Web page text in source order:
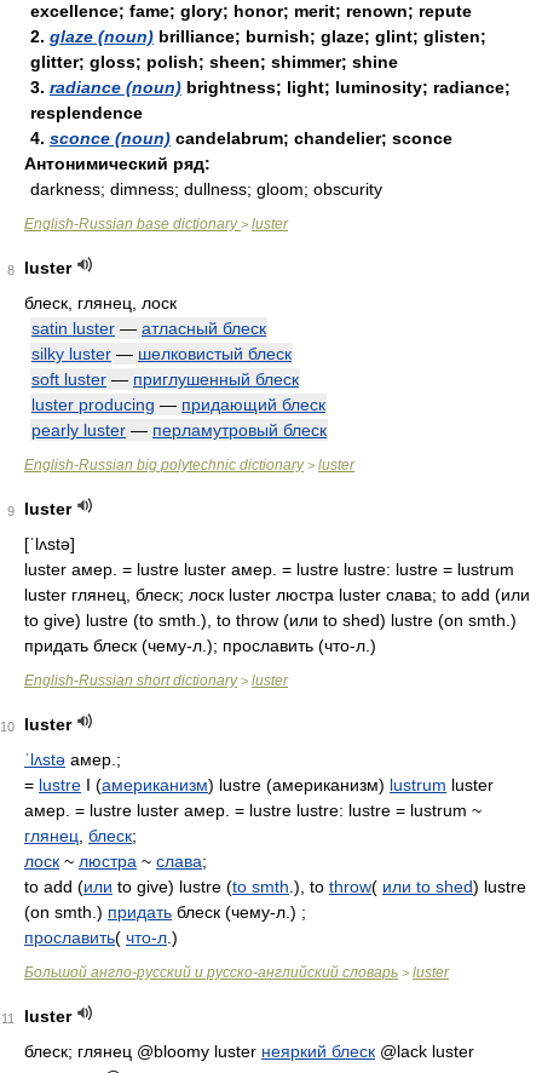
excellence; fame; glory; honor; merit; renown; repute
2. glaze (noun) brilliance; burnish; glaze; glint; glisten;
glitter; gloss; polish; sheen; shimmer; shine
3. radiance (noun) brightness; light; luminosity; radiance;
resplendence
4. sconce (noun) candelabrum; chandelier; sconce
Антонимический ряд:
darkness; dimness; dullness; gloom; obscurity
English-Russian base dictionary> luster
8
luster
блеск, глянец, лоск
satin luster — атласный блеск
silky luster — шелковистый блеск
soft luster — приглушенный блеск
luster producing — придающий блеск
pearly luster — перламутровый блеск
English-Russian big polytechnic dictionary> luster
9
luster
[ˈlʌstə]
luster амер. = lustre luster амер. = lustre lustre: lustre = lustrum
luster глянец, блеск; лоск luster люстра luster слава; to add (или
to give) lustre (to smth.), to throw (или to shed) lustre (on smth.)
придать блеск (чему-л.); прославить (что-л.)
English-Russian short dictionary> luster
10
luster
ˈlʌstə амер.;
= lustre I (американизм) lustre (американизм) lustrum luster
амер. = lustre luster амер. = lustre lustre: lustre = lustrum ~
глянец блеск;
лоск ~ люстра ~ слава;
to add (или to give) lustre (to smth .), to throw( или to shed) lustre
(on smth.) придать блеск (чему-л.) ;
прославить( что-л .)
Большой англо-русский и русско-английский словарь > luster
11
luster
блеск; глянец @bloomy luster неяркий блеск @lack luster